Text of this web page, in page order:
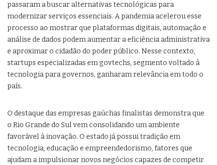
passaram a buscar alternativas tecnológicas para
modernizar serviços essenciais. A pandemia acelerou esse
processo ao mostrar que plataformas digitais, automação e
análise de dados podem aumentar a eficiência administrativa
e aproximar o cidadão do poder público. Nesse contexto,
startups especializadas em govtechs, segmento voltado à
tecnologia para governos, ganharam relevância em todo o
país.
O destaque das empresas gaúchas finalistas demonstra que
o Rio Grande do Sul vem consolidando um ambiente
favorável à inovação. O estado já possui tradição em
tecnologia, educação e empreendedorismo, fatores que
ajudam a impulsionar novos negócios capazes de competir